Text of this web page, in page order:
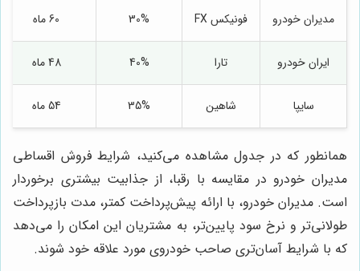
مدیران خودرو فونیکس FX 30% 60 ماه
ایران خودرو تارا 40% 48 ماه
سایپا شاهین 35% 54 ماه
همانطور که در جدول مشاهده می‌کنید، شرایط فروش اقساطی
مدیران خودرو در مقایسه با رقبا، از جذابیت بیشتری برخوردار
است. مدیران خودرو، با ارائه پیش‌پرداخت کمتر، مدت بازپرداخت
طولانی‌تر و نرخ سود پایین‌تر، به مشتریان این امکان را می‌دهد
که با شرایط آسان‌تری صاحب خودروی مورد علاقه خود شوند.